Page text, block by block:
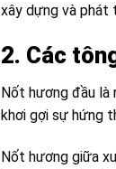
xây dựng và phát
2. Các
Nốt hương đầu
khơi gợi sự hứng
Nốt hương giữa